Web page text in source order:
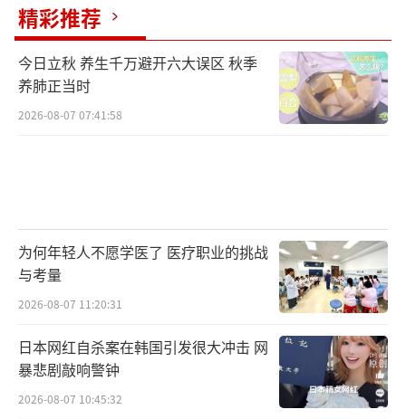
精彩推荐
今日立秋 养生千万避开六大误区 秋季
养肺正当时
2026-08-07 07:41:58
为何年轻人不愿学医了 医疗职业的挑战
与考量
2026-08-07 11:20:31
日本网红自杀案在韩国引发很大冲击 网
暴悲剧敲响警钟
2026-08-07 10:45:32